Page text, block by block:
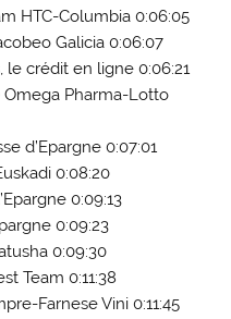
HTC-Columbia 0:06:05
Galicia 0:06:07
le crédit en ligne 0:06:21
Omega Pharma-Lotto
d’Epargne 0:07:01
0:08:20
0:09:13
0:09:23
0:09:30
Team 0:11:38
Farnese Vini 0:11:45